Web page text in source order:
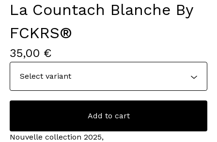
La Countach Blanche By
FCKRS®
35,00 €
Add to cart
Nouvelle collection 2025,